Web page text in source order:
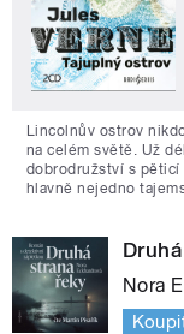
Lincolnův ostrov
na celém světě. Už
dobrodružství s pěticí
hlavně nejedno
Nora